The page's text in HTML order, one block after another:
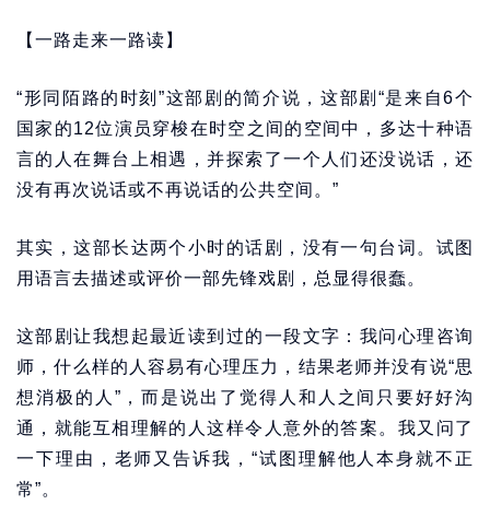
【一路走来一路读】
“形同陌路的时刻”这部剧的简介说，这部剧“是来自6个
国家的12位演员穿梭在时空之间的空间中，多达十种语
言的人在舞台上相遇，并探索了一个人们还没说话，还
没有再次说话或不再说话的公共空间。”
其实，这部长达两个小时的话剧，没有一句台词。试图
用语言去描述或评价一部先锋戏剧，总显得很蠢。
这部剧让我想起最近读到过的一段文字：我问心理咨询
师，什么样的人容易有心理压力，结果老师并没有说“思
想消极的人”，而是说出了觉得人和人之间只要好好沟
通，就能互相理解的人这样令人意外的答案。我又问了
一下理由，老师又告诉我，“试图理解他人本身就不正
常”。